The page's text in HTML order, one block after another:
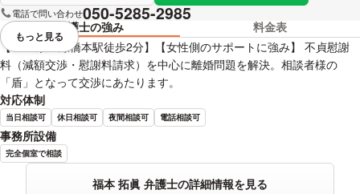
電話で問い合わせ050-5285-2985
弁護士の強み
料金表
【JR・京王線橋本駅徒歩2分】【女性側のサポートに強み】 不貞慰謝
料（減額交渉・慰謝料請求）を中心に離婚問題を解決。相談者様の
「盾」となって交渉にあたります。
対応体制
当日相談可 休日相談可 夜間相談可 電話相談可
事務所設備
完全個室で相談
福本 拓眞 弁護士の詳細情報を見る
視覚的に省略されている要素を
もっと見る